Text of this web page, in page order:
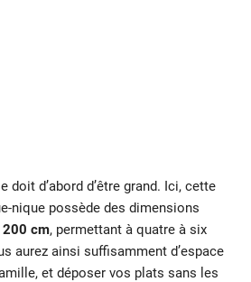
doit d’abord d’être grand. Ici, cette
nique possède des dimensions
cm, permettant à quatre à six
aurez ainsi suffisamment d’espace
et déposer vos plats sans les